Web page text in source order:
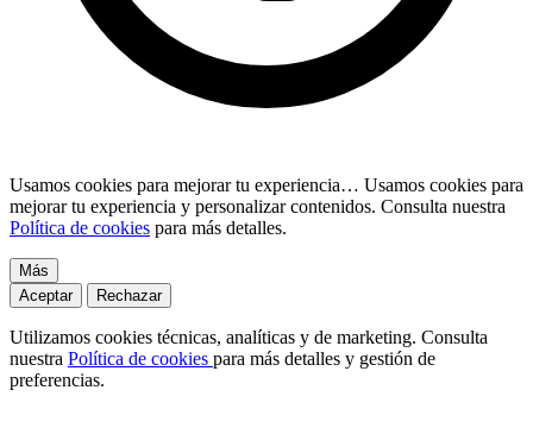
Usamos cookies para mejorar tu experiencia… Usamos cookies para
mejorar tu experiencia y personalizar contenidos. Consulta nuestra
Política de cookies para más detalles.
Más
Aceptar
Rechazar
Utilizamos cookies técnicas, analíticas y de marketing. Consulta
nuestra Política de cookies para más detalles y gestión de
preferencias.